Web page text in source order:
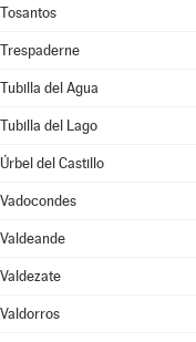
Tosantos
Trespaderne
Tubilla del Agua
Tubilla del Lago
Úrbel del Castillo
Vadocondes
Valdeande
Valdezate
Valdorros